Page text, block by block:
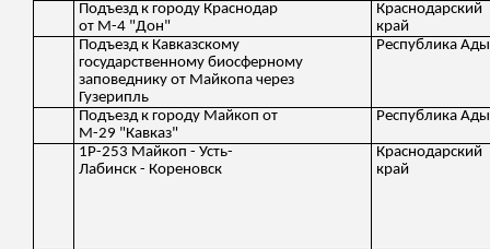
Подъезд к городу Краснодар
от М-4 "Дон"
Краснодарский
край
Подъезд к Кавказскому
государственному биосферному
заповеднику от Майкопа через
Гузерипль
Республика
Подъезд к городу Майкоп от
М-29 "Кавказ"
Республика
1Р-253 Майкоп - Усть-
Лабинск - Кореновск
Краснодарский
край